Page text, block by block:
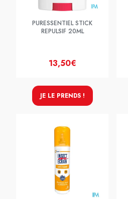
PURESSENTIEL STICK
REPULSIF 20ML
13,50€
JE LE PRENDS !